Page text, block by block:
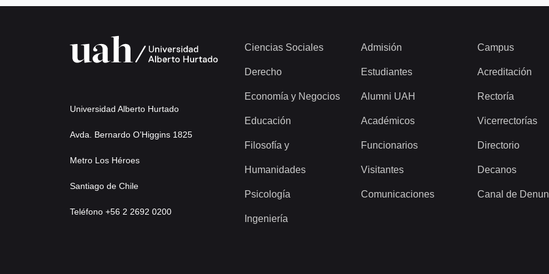
Universidad Alberto Hurtado
Avda. Bernardo O’Higgins 1825
Metro Los Héroes
Santiago de Chile
Teléfono +56 2 2692 0200
Ciencias Sociales
Derecho
Economía y Negocios
Educación
Filosofía y
Humanidades
Psicología
Ingeniería
Admisión
Estudiantes
Alumni UAH
Académicos
Funcionarios
Visitantes
Comunicaciones
Campus
Acreditación
Rectoría
Vicerrectorías
Directorio
Decanos
Canal de